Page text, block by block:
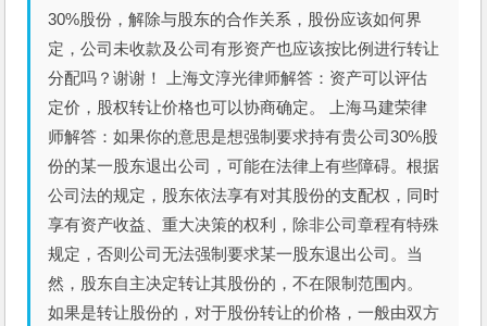
30%股份，解除与股东的合作关系，股份应该如何界
定，公司未收款及公司有形资产也应该按比例进行转让
分配吗？谢谢！ 上海文淳光律师解答：资产可以评估
定价，股权转让价格也可以协商确定。 上海马建荣律
师解答：如果你的意思是想强制要求持有贵公司30%股
份的某一股东退出公司，可能在法律上有些障碍。根据
公司法的规定，股东依法享有对其股份的支配权，同时
享有资产收益、重大决策的权利，除非公司章程有特殊
规定，否则公司无法强制要求某一股东退出公司。当
然，股东自主决定转让其股份的，不在限制范围内。
如果是转让股份的，对于股份转让的价格，一般由双方